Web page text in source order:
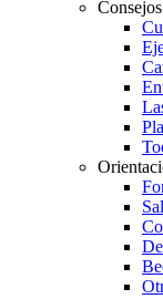
Consejos